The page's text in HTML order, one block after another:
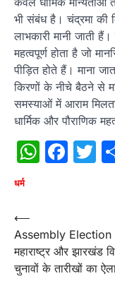
भी संबंध है। चंद्रमा की
लाभकारी मानी जाती
महत्वपूर्ण होता है जो
पीड़ित होते हैं। माना
किरणों के नीचे बैठने से
समस्याओं में आराम
धार्मिक और पौराणिक
धर्म
Post
navigation
⟵
Assembly Election
महाराष्ट्र और झारखंड
चुनावों के तारीखों का